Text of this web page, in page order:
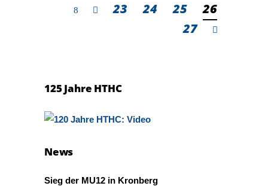
23 24 25
26
27
125 Jahre HTHC
News
Sieg der MU12 in Kronberg